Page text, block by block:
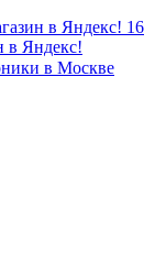
16
в Яндекс!